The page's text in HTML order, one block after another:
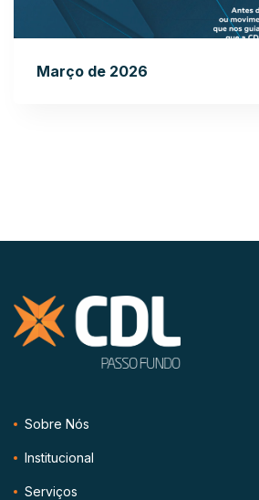
Março de 2026
Sobre Nós
Institucional
Serviços